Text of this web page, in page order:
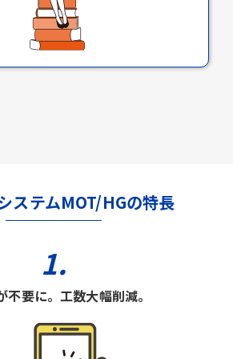
ステムMOT/HGの特長
1.
不要に。工数大幅削減。